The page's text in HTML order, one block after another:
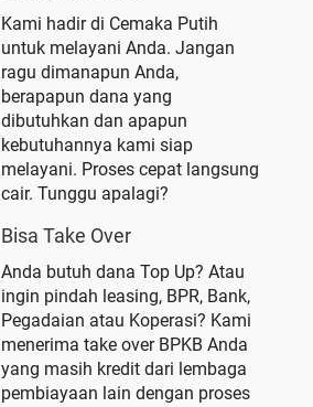
Kami hadir di Cemaka Putih
untuk melayani Anda. Jangan
ragu dimanapun Anda,
berapapun dana yang
dibutuhkan dan apapun
kebutuhannya kami siap
melayani. Proses cepat langsung
cair. Tunggu apalagi?
Bisa Take Over
Anda butuh dana Top Up? Atau
ingin pindah leasing, BPR, Bank,
Pegadaian atau Koperasi? Kami
menerima take over BPKB Anda
yang masih kredit dari lembaga
pembiayaan lain dengan proses